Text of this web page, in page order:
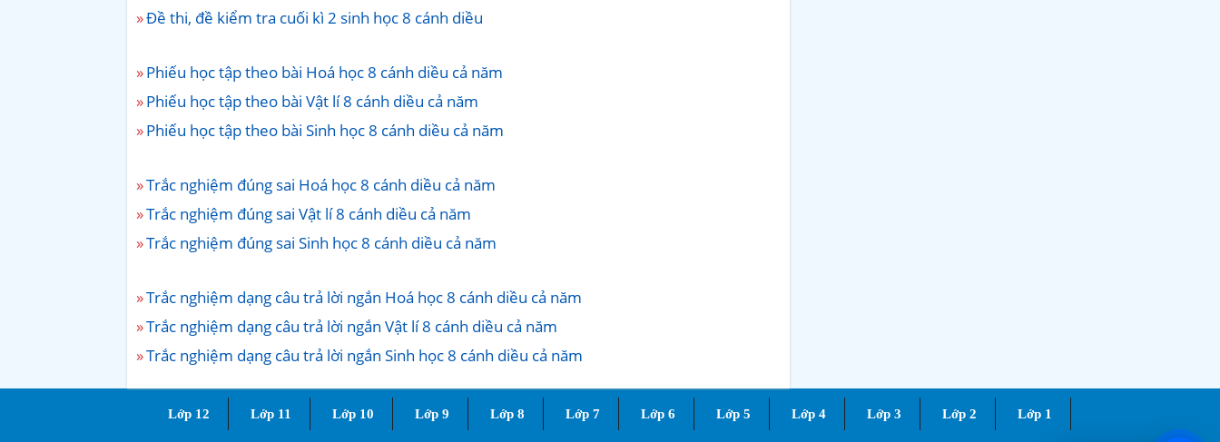
Đề thi, đề kiểm tra cuối kì 2 sinh học 8 cánh diều
Phiếu học tập theo bài Hoá học 8 cánh diều cả năm
Phiếu học tập theo bài Vật lí 8 cánh diều cả năm
Phiếu học tập theo bài Sinh học 8 cánh diều cả năm
Trắc nghiệm đúng sai Hoá học 8 cánh diều cả năm
Trắc nghiệm đúng sai Vật lí 8 cánh diều cả năm
Trắc nghiệm đúng sai Sinh học 8 cánh diều cả năm
Trắc nghiệm dạng câu trả lời ngắn Hoá học 8 cánh diều cả năm
Trắc nghiệm dạng câu trả lời ngắn Vật lí 8 cánh diều cả năm
Trắc nghiệm dạng câu trả lời ngắn Sinh học 8 cánh diều cả năm
Lớp 12 Lớp 11 Lớp 10 Lớp 9 Lớp 8 Lớp 7 Lớp 6 Lớp 5 Lớp 4 Lớp 3 Lớp 2 Lớp 1